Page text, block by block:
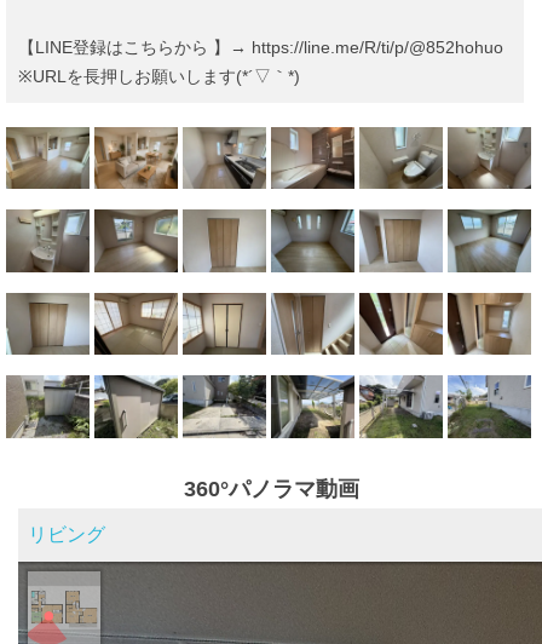
【LINE登録はこちらから 】→ https://line.me/R/ti/p/@852hohuo
※URLを長押しお願いします(*´▽｀*)
360°パノラマ動画